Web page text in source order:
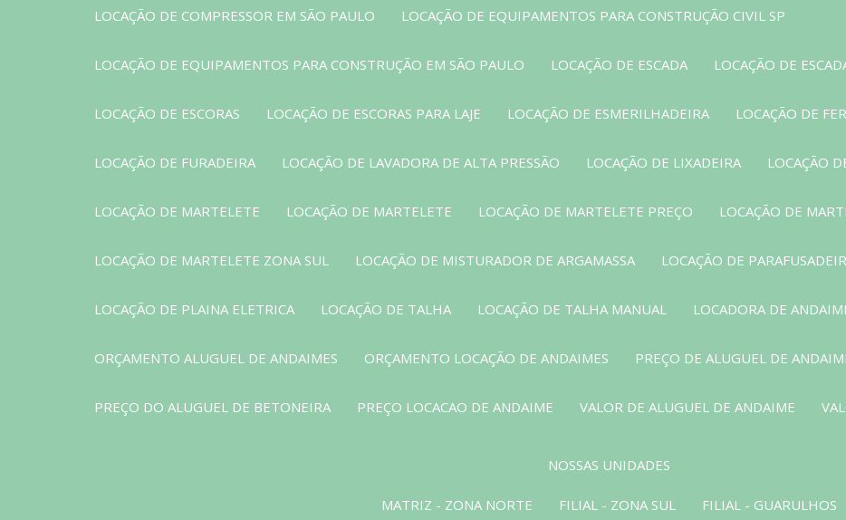
LOCAÇÃO DE COMPRESSOR EM SÃO PAULO LOCAÇÃO DE EQUIPAMENTOS PARA CONSTRUÇÃO CIVIL SP
LOCAÇÃO DE EQUIPAMENTOS PARA CONSTRUÇÃO EM SÃO PAULO LOCAÇÃO DE ESCADA LOCAÇÃO DE
LOCAÇÃO DE ESCORAS LOCAÇÃO DE ESCORAS PARA LAJE LOCAÇÃO DE ESMERILHADEIRA LOCAÇÃO DE
LOCAÇÃO DE FURADEIRA LOCAÇÃO DE LAVADORA DE ALTA PRESSÃO LOCAÇÃO DE LIXADEIRA LOCAÇÃO
LOCAÇÃO DE MARTELETE LOCAÇÃO DE MARTELETE LOCAÇÃO DE MARTELETE PREÇO LOCAÇÃO DE
LOCAÇÃO DE MARTELETE ZONA SUL LOCAÇÃO DE MISTURADOR DE ARGAMASSA LOCAÇÃO DE
LOCAÇÃO DE PLAINA ELETRICA LOCAÇÃO DE TALHA LOCAÇÃO DE TALHA MANUAL LOCADORA DE
ORÇAMENTO ALUGUEL DE ANDAIMES ORÇAMENTO LOCAÇÃO DE ANDAIMES PREÇO DE ALUGUEL DE
PREÇO DO ALUGUEL DE BETONEIRA PREÇO LOCACAO DE ANDAIME VALOR DE ALUGUEL DE ANDAIME
NOSSAS UNIDADES
MATRIZ - ZONA NORTE FILIAL - ZONA SUL FILIAL - GUARULHOS